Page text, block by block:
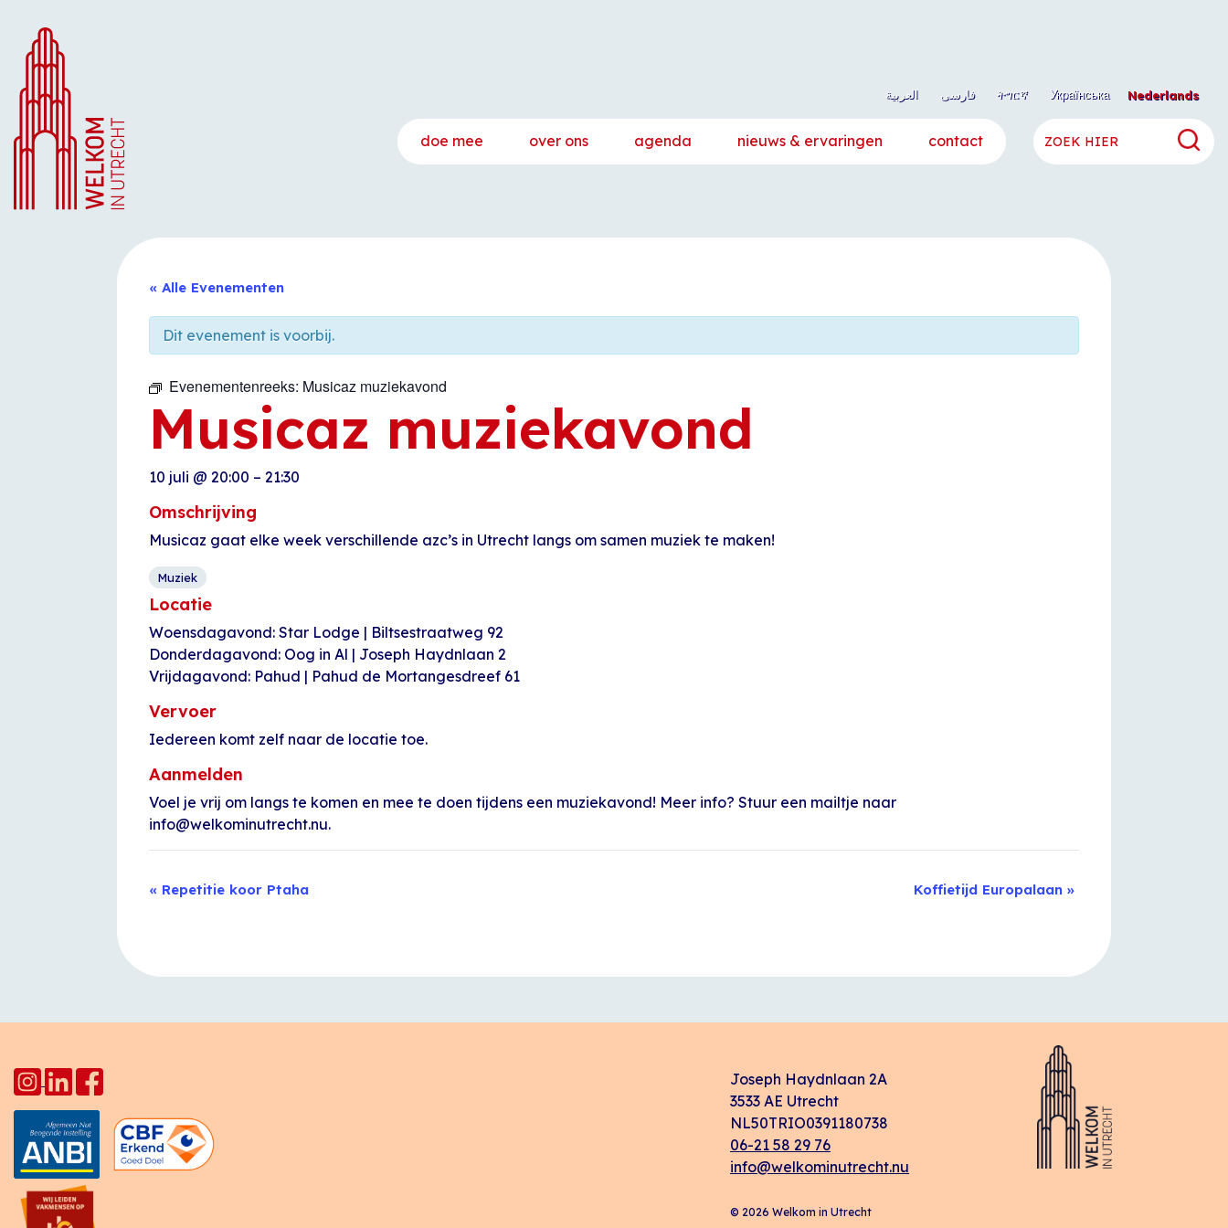
Nederlands العربية فارسی ትግርኛ Українська
doe mee over ons agenda nieuws & ervaringen contact
« Alle Evenementen
Dit evenement is voorbij.
Evenementenreeks: Musicaz muziekavond
Musicaz muziekavond
10 juli @ 20:00 – 21:30
Omschrijving
Musicaz gaat elke week verschillende azc’s in Utrecht langs om samen muziek te maken!
Muziek
Locatie
Woensdagavond: Star Lodge | Biltsestraatweg 92
Donderdagavond: Oog in Al | Joseph Haydnlaan 2
Vrijdagavond: Pahud | Pahud de Mortangesdreef 61
Vervoer
Iedereen komt zelf naar de locatie toe.
Aanmelden
Voel je vrij om langs te komen en mee te doen tijdens een muziekavond! Meer info? Stuur een mailtje naar
info@welkominutrecht.nu.
Evenement
« Repetitie koor Ptaha Koffietijd Europalaan »
Joseph Haydnlaan 2A
3533 AE Utrecht
NL50TRIO0391180738
06-21 58 29 76
info@welkominutrecht.nu
© 2026 Welkom in Utrecht